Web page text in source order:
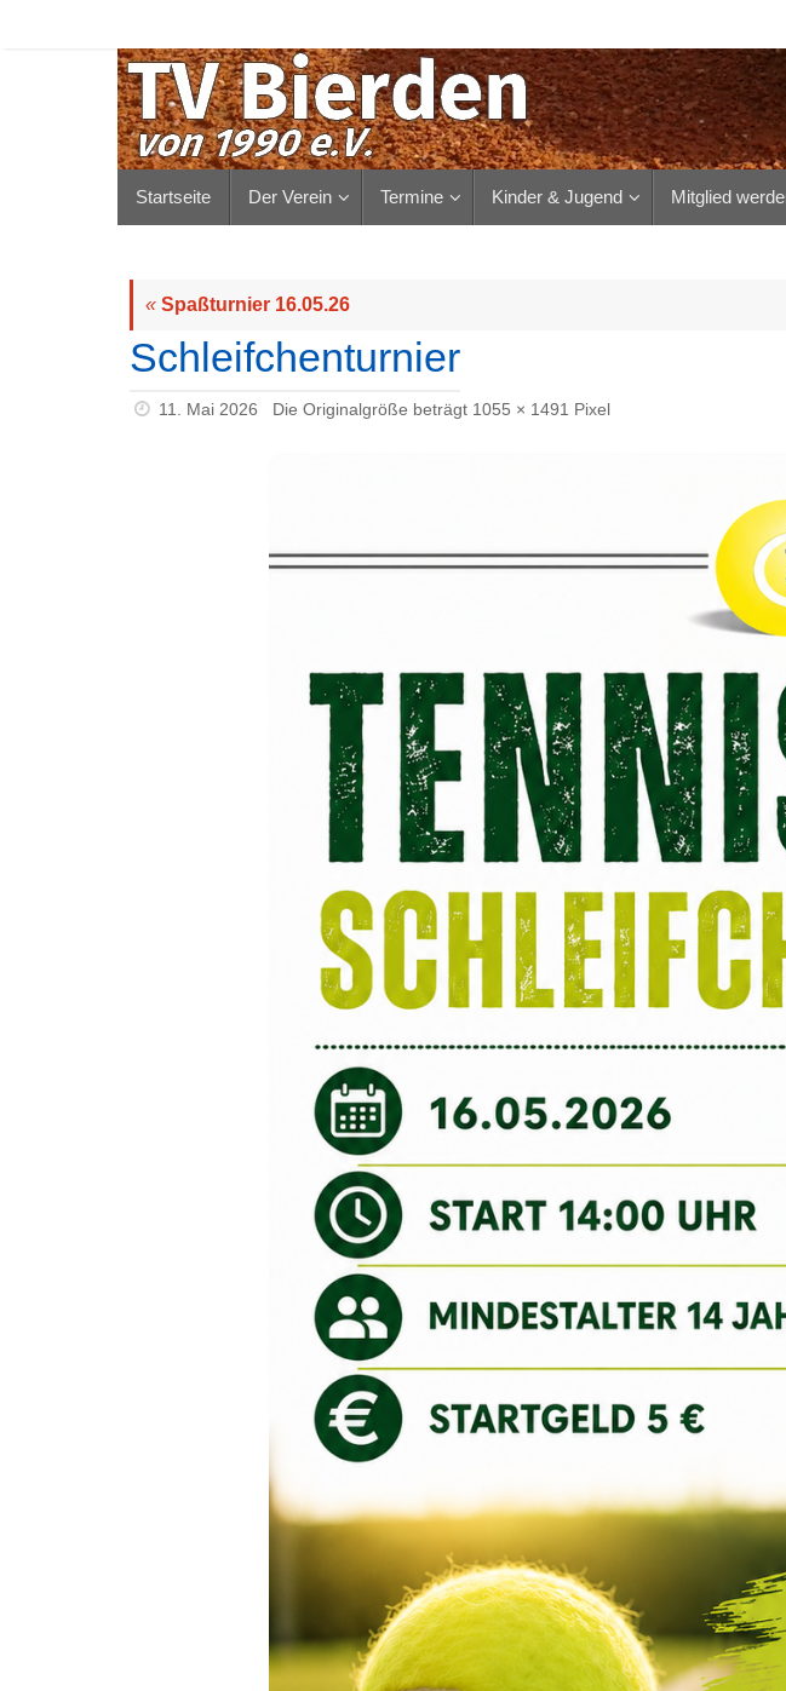
Inhalt
springen
Startseite Der Verein Termine Kinder & Jugend Mitglied
« Spaßturnier 16.05.26
Schleifchenturnier
11. Mai 2026 Die Originalgröße beträgt 1055 × 1491 Pixel